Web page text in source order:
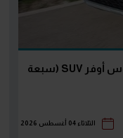
بعد طرح RX9 وفرونتيرا.. 22 سيارة كروس أوفر SUV (سبعة
الثلاثاء 04 أغسطس 2026